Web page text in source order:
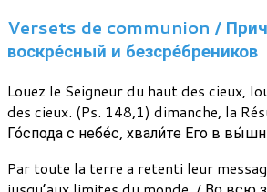
Versets de communion /
воскре́сный и безсре́бреников
Louez le Seigneur du haut des cieux,
des cieux. (Ps. 148,1) dimanche, la
Го́спода с небе́с, хвали́те Его в
Par toute la terre a retenti leur